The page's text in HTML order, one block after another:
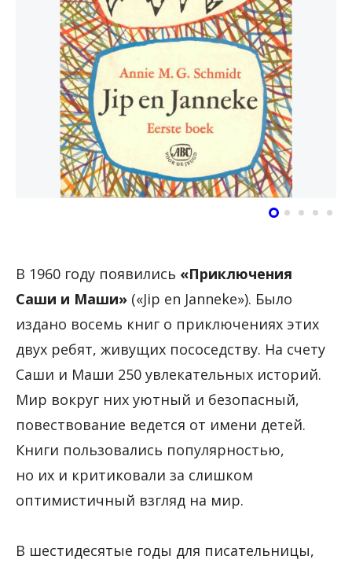
В 1960 году появились «Приключения
Саши и Маши» («Jip en Janneke»). Было
издано восемь книг о приключениях этих
двух ребят, живущих пососедству. На счету
Саши и Маши 250 увлекательных историй.
Мир вокруг них уютный и безопасный,
повествование ведется от имени детей.
Книги пользовались популярностью,
но их и критиковали за слишком
оптимистичный взгляд на мир.
В шестидесятые годы для писательницы,